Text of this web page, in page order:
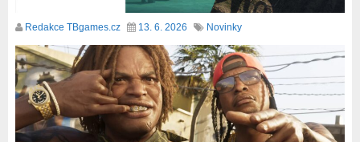
Redakce TBgames.cz 13. 6. 2026 Novinky